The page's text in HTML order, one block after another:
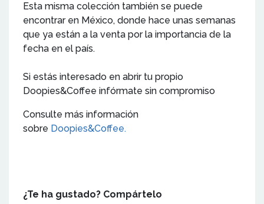
Esta misma colección también se puede
encontrar en México, donde hace unas semanas
que ya están a la venta por la importancia de la
fecha en el país.
Si estás interesado en abrir tu propio
Doopies&Coffee infórmate sin compromiso
Consulte más información
sobre Doopies&Coffee.
¿Te ha gustado? Compártelo